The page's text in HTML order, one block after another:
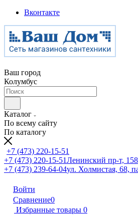
Вконтакте
Ваш город
Колумбус
Каталог
По всему сайту
По каталогу
+7 (473) 220-15-51
+7 (473) 220-15-51Ленинский пр-т,
+7 (473) 239-64-04ул. Холмистая, 68,
Войти
Сравнение0
Избранные товары 0